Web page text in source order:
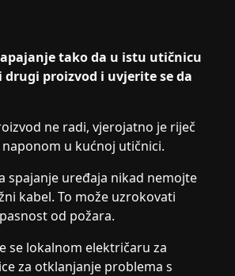
tako da u istu utičnicu
drugi proizvod i uvjerite se da
ne radi, vjerojatno je riječ
u kućnoj utičnici.
spajanje uređaja nikad nemojte
kabel. To može uzrokovati
od požara.
se lokalnom električaru za
za otklanjanje problema s